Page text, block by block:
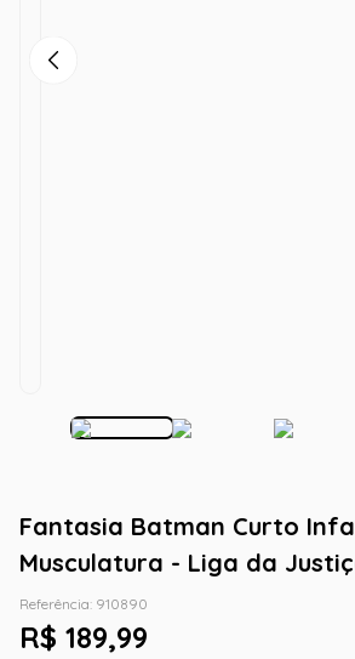
Fantasia Batman Curto
Musculatura - Liga da
Referência: 910890
R$ 189,99